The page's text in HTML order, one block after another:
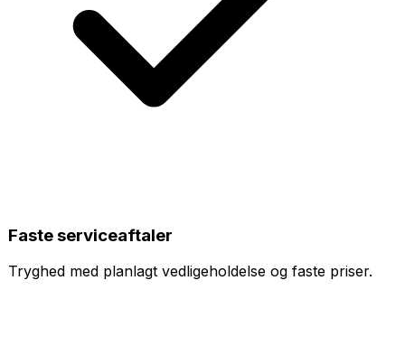
Faste serviceaftaler
Tryghed med planlagt vedligeholdelse og faste priser.